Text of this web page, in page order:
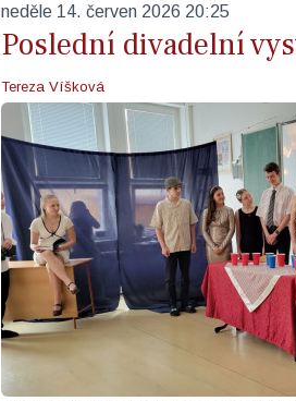
neděle 14. červen 2026 20:25
Poslední divadelní
Tereza Víšková